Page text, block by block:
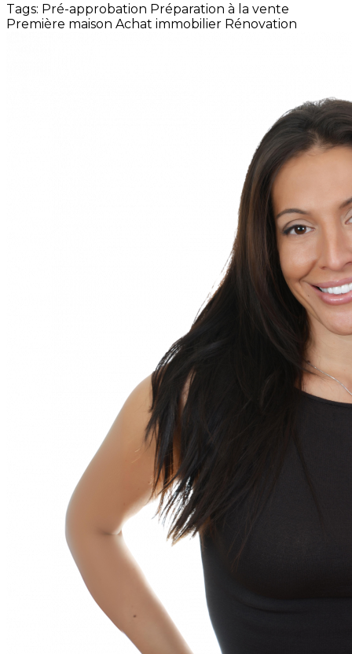
Tags: Pré-approbation Préparation à la vente
Première maison Achat immobilier Rénovation